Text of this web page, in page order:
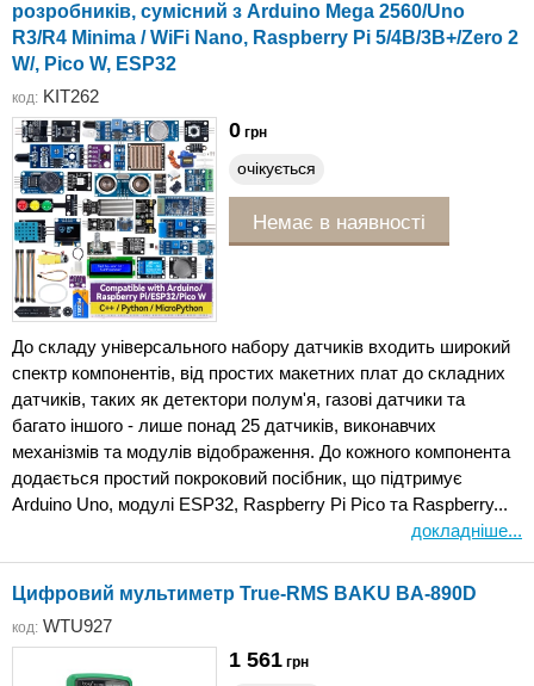
розробників, сумісний з Arduino Mega 2560/Uno
R3/R4 Minima / WiFi Nano, Raspberry Pi 5/4B/3B+/Zero 2
W/, Pico W, ESP32
код: KIT262
0 грн
очікується
Немає в наявності
До складу універсального набору датчиків входить широкий
спектр компонентів, від простих макетних плат до складних
датчиків, таких як детектори полум'я, газові датчики та
багато іншого - лише понад 25 датчиків, виконавчих
механізмів та модулів відображення. До кожного компонента
додається простий покроковий посібник, що підтримує
Arduino Uno, модулі ESP32, Raspberry Pi Pico та Raspberry...
докладніше...
Цифровий мультиметр True-RMS BAKU BA-890D
код: WTU927
1 561 грн